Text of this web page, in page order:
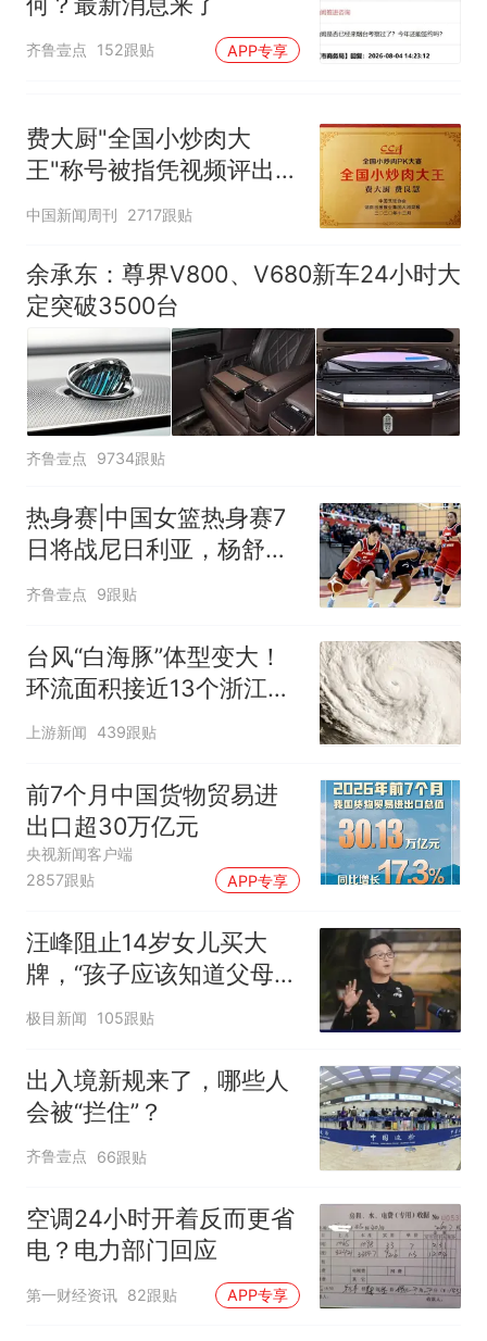
齐鲁壹点 152跟贴 APP专享
费大厨"全国小炒肉大
王"称号被指凭视频评出
官方回应
中国新闻周刊 2717跟贴
余承东：尊界V800、V680新车24小时大
定突破3500台
齐鲁壹点 9734跟贴
热身赛|中国女篮热身赛7
日将战尼日利亚，杨舒予
有望出战
齐鲁壹点 9跟贴
台风“白海豚”体型变大！
环流面积接近13个浙江那
么大
上游新闻 439跟贴
前7个月中国货物贸易进
出口超30万亿元
央视新闻客户端
2857跟贴
APP专享
汪峰阻止14岁女儿买大
牌，“孩子应该知道父母的
不易”，称自己买衣服80%
极目新闻 105跟贴
出入境新规来了，哪些人
会被“拦住”？
齐鲁壹点 66跟贴
空调24小时开着反而更省
电？电力部门回应
第一财经资讯 82跟贴 APP专享